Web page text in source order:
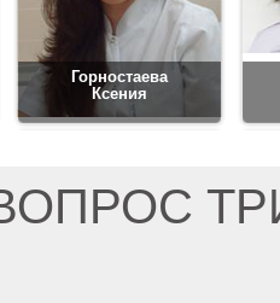
Горностаева
Ксения